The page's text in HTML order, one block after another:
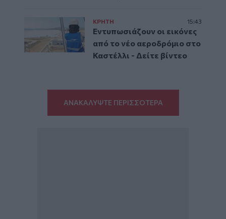
ΚΡΗΤΗ 15:43
Εντυπωσιάζουν οι εικόνες
από το νέο αεροδρόμιο στο
Καστέλλι - Δείτε βίντεο
ΑΝΑΚΑΛΥΨΤΕ ΠΕΡΙΣΣΟΤΕΡΑ